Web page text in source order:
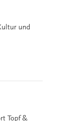
und
Topf &